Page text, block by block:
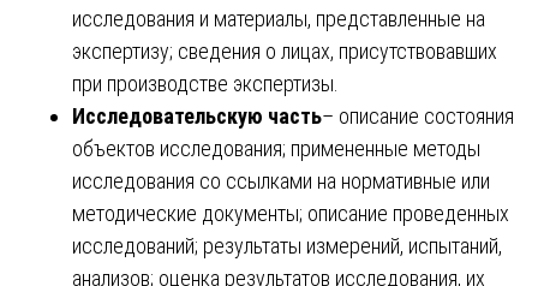
исследования и материалы, представленные на
экспертизу; сведения о лицах, присутствовавших
при производстве экспертизы.
Исследовательскую часть– описание состояния
объектов исследования; примененные методы
исследования со ссылками на нормативные или
методические документы; описание проведенных
исследований; результаты измерений, испытаний,
анализов; оценка результатов исследования, их